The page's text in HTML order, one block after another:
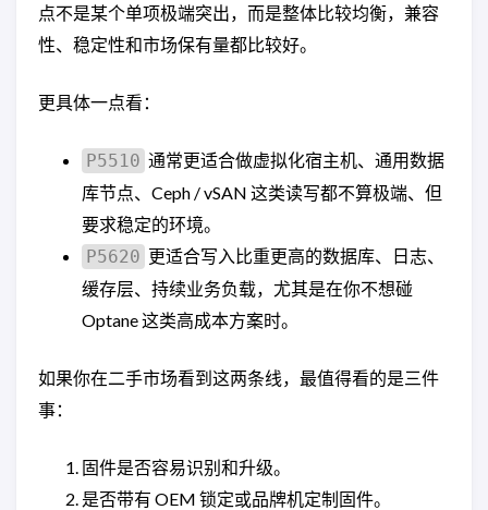
点不是某个单项极端突出，而是整体比较均衡，兼容
性、稳定性和市场保有量都比较好。
更具体一点看：
P5510 通常更适合做虚拟化宿主机、通用数据
库节点、Ceph / vSAN 这类读写都不算极端、但
要求稳定的环境。
P5620 更适合写入比重更高的数据库、日志、
缓存层、持续业务负载，尤其是在你不想碰
Optane 这类高成本方案时。
如果你在二手市场看到这两条线，最值得看的是三件
事：
固件是否容易识别和升级。
是否带有 OEM 锁定或品牌机定制固件。